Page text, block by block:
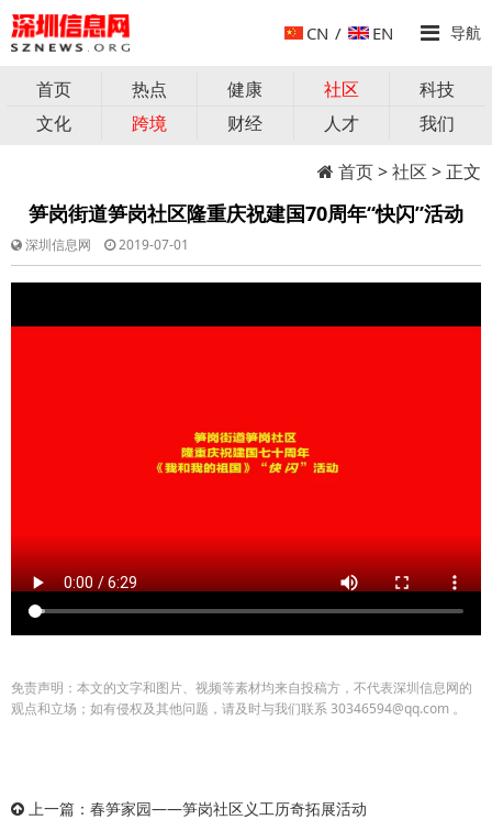
CN / EN 导航
首页 热点 健康 社区
科技
文化
跨境 财经 人才
我们
首页>社区 > 正文
笋岗街道笋岗社区隆重庆祝建国70周年“快闪”活动
深圳信息网 2019-07-01
免责声明：本文的文字和图片、视频等素材均来自投稿方，不代表深圳信息网的
观点和立场；如有侵权及其他问题，请及时与我们联系 30346594@qq.com 。
上一篇： 春笋家园——笋岗社区义工历奇拓展活动